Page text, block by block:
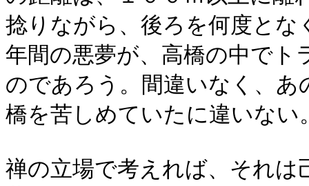
捻りながら、後ろを何度と
年間の悪夢が、高橋の中で
のであろう。間違いなく、
橋を苦しめていたに違いない
禅の立場で考えれば、それ